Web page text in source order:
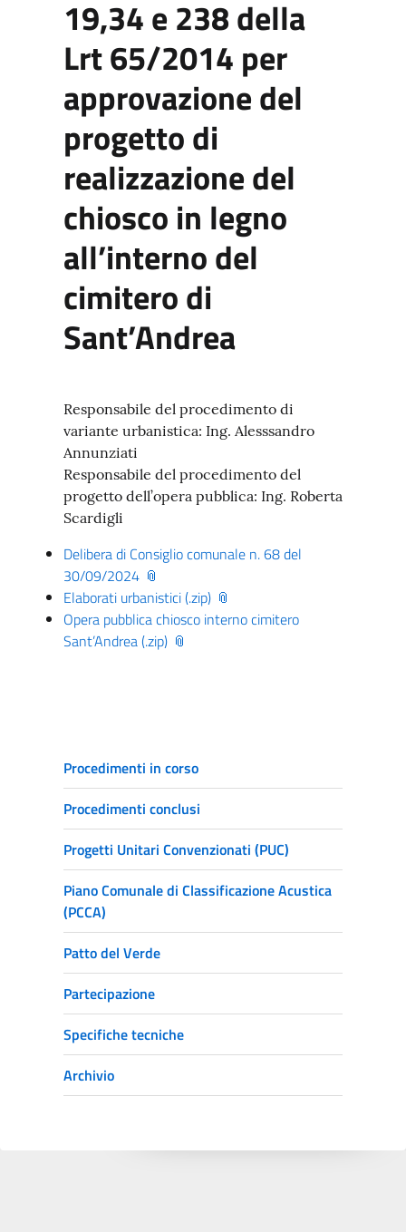
19,34 e 238 della
Lrt 65/2014 per
approvazione del
progetto di
realizzazione del
chiosco in legno
all’interno del
cimitero di
Sant’Andrea
Responsabile del procedimento di
variante urbanistica: Ing. Alesssandro
Annunziati
Responsabile del procedimento del
progetto dell’opera pubblica: Ing. Roberta
Scardigli
Delibera di Consiglio comunale n. 68 del
30/09/2024
Elaborati urbanistici (.zip)
Opera pubblica chiosco interno cimitero
Sant’Andrea (.zip)
Procedimenti in corso
Procedimenti conclusi
Progetti Unitari Convenzionati (PUC)
Piano Comunale di Classificazione Acustica
(PCCA)
Patto del Verde
Partecipazione
Specifiche tecniche
Archivio